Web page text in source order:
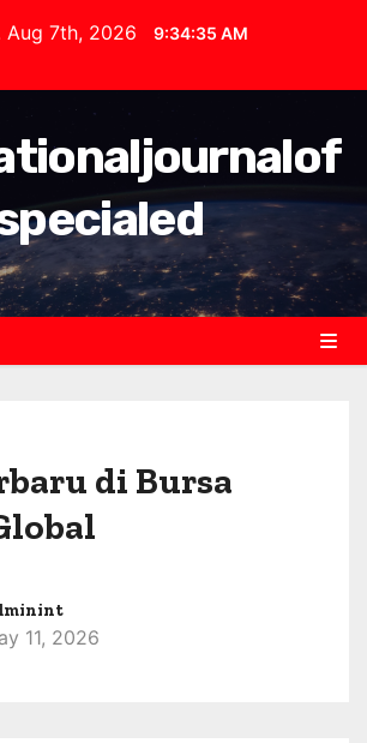
Aug 7th, 2026 9:34:35 AM
di Bursa
11, 2026